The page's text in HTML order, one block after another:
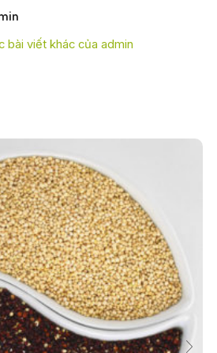
bài viết khác của admin